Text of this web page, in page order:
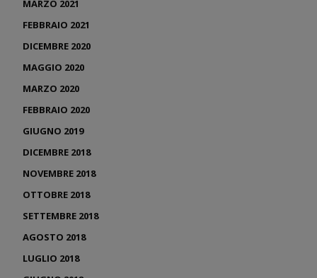
MARZO 2021
FEBBRAIO 2021
DICEMBRE 2020
MAGGIO 2020
MARZO 2020
FEBBRAIO 2020
GIUGNO 2019
DICEMBRE 2018
NOVEMBRE 2018
OTTOBRE 2018
SETTEMBRE 2018
AGOSTO 2018
LUGLIO 2018